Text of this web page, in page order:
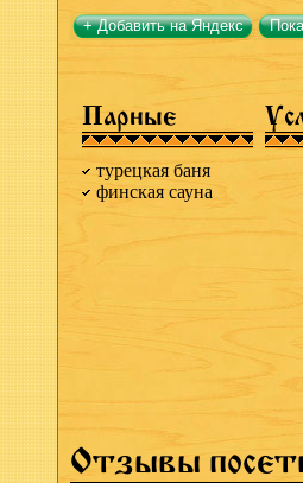
+ Добавить на Яндекс
Парные
турецкая баня
финская сауна
Отзывы